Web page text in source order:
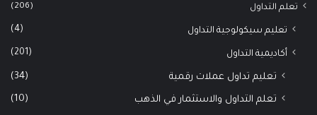
تعلم التداول (206)
تعليم سيكولوجية التداول (4)
أكاديمية التداول (201)
تعليم تداول عملات رقمية (34)
تعلم التداول والاستثمار في الذهب (10)